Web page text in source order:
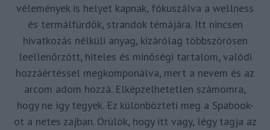
vélemények is helyet kapnak, fókuszálva a wellness
és termálfürdők, strandok témájára. Itt nincsen
hivatkozás nélküli anyag, kizárólag többszörösen
leellenőrzött, hiteles és minőségi tartalom, valódi
hozzáértéssel megkomponálva, mert a nevem és az
arcom adom hozzá. Elképzelhetetlen számomra,
hogy ne így tegyek. Ez különbözteti meg a Spabook-
ot a netes zajban. Örülök, hogy itt vagy, légy tagja az